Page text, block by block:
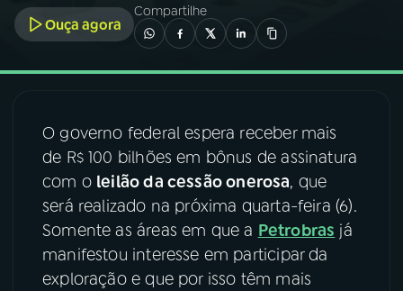
02A RÁDIO
04 PROGRAMAS
05PODCASTS
06 VIDEOCASTS
Ouça agora
Compartilhe
O governo federal espera receber mais
de R$ 100 bilhões em bônus de assinatura
com o leilão da cessão onerosa, que
será realizado na próxima quarta-feira (6).
Somente as áreas em que a Petrobras já
manifestou interesse em participar da
exploração e que por isso têm mais